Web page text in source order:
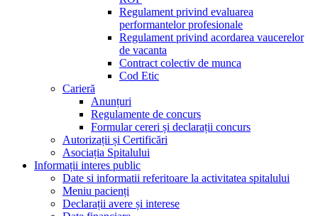
Regulament privind evaluarea
performantelor profesionale
Regulament privind acordarea vaucerelor
de vacanta
Contract colectiv de munca
Cod Etic
Carieră
Anunțuri
Regulamente de concurs
Formular cereri și declarații concurs
Autorizații și Certificări
Asociația Spitalului
Informații interes public
Date si informatii referitoare la activitatea spitalului
Meniu pacienți
Declarații avere și interese